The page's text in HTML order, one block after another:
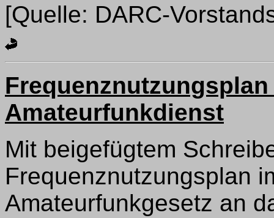
[Quelle: DARC-
Amateurfunkdienst
Mit beigefügtem
Frequenznutzungsplan
Amateurfunkgesetz an